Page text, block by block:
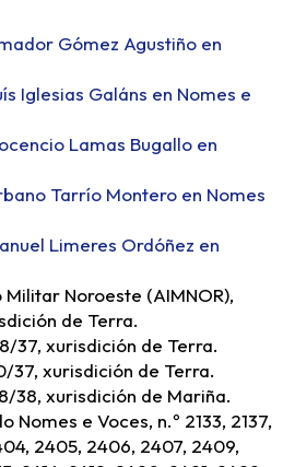
Gómez Agustiño en
Iglesias Galáns en Nomes e
Lamas Bugallo en
Tarrío Montero en Nomes
Limeres Ordóñez en
Noroeste (AIMNOR),
de Terra.
37, xurisdición de Terra.
37, xurisdición de Terra.
38, xurisdición de Mariña.
Nomes e Voces, n.º 2133, 2137,
2405, 2406, 2407, 2409,